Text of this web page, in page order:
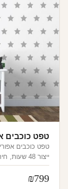
טפט כוכבים
טפט כוכבים
ייצור 48 שעות, חיתוך לפי מידה.
₪799